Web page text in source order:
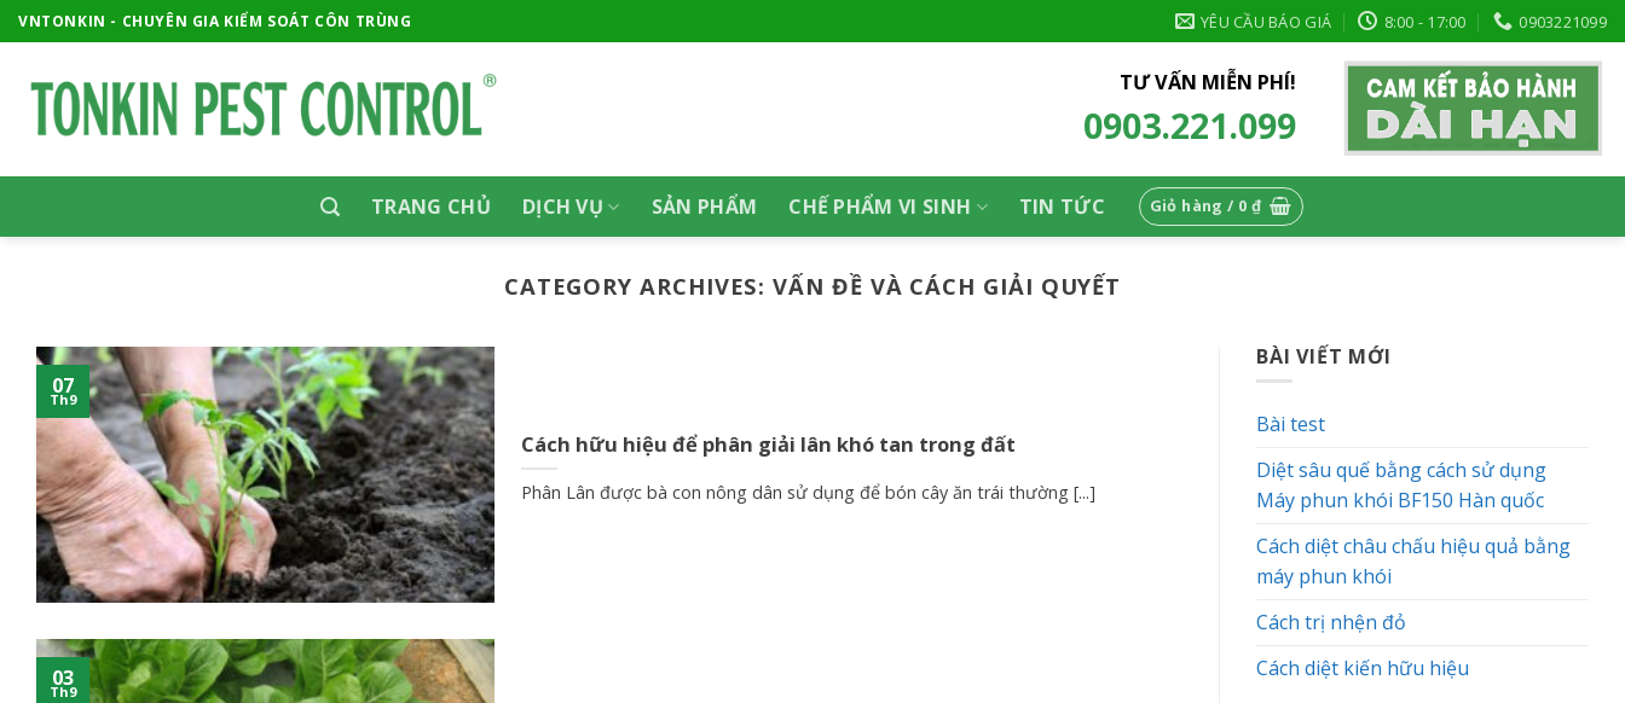
Skip
to
VNTONKIN - CHUYÊN GIA KIỂM SOÁT CÔN TRÙNG YÊU CẦU BÁO GIÁ 8:00 - 17:00 0903221099
TƯ VẤN MIỄN PHÍ!
0903.221.099
TRANG CHỦ DỊCH VỤ SẢN PHẨM CHẾ PHẨM VI SINH TIN TỨC Giỏ hàng / 0 ₫
CATEGORY ARCHIVES:VẤN ĐỀ VÀ CÁCH GIẢI QUYẾT
Cách hữu hiệu để phân giải lân khó tan trong đất
Phân Lân được bà con nông dân sử dụng để bón cây ăn trái thường [...]
07
Th9
03
Th9
BÀI VIẾT MỚI
Bài test
Diệt sâu quế bằng cách sử dụng
Máy phun khói BF150 Hàn quốc
Cách diệt châu chấu hiệu quả bằng
máy phun khói
Cách trị nhện đỏ
Cách diệt kiến hữu hiệu